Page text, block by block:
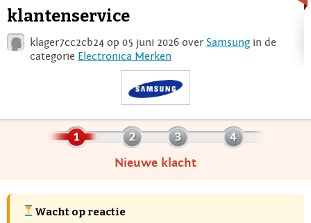
Voor Bedrijven
Login
klantenservice
klager7cc2cb24 op 05 juni 2026 over Samsung in de
categorie Electronica Merken
Nieuwe klacht
Wacht op reactie